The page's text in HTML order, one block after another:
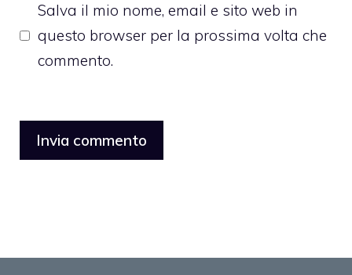
Salva il mio nome, email e sito web in
questo browser per la prossima volta che
commento.